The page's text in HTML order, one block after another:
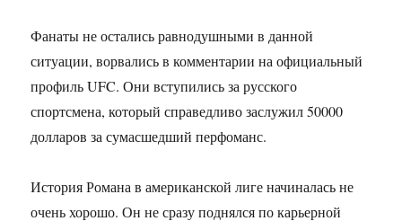
Фанаты не остались равнодушными в данной
ситуации, ворвались в комментарии на официальный
профиль UFC. Они вступились за русского
спортсмена, который справедливо заслужил 50000
долларов за сумасшедший перфоманс.
История Романа в американской лиге начиналась не
очень хорошо. Он не сразу поднялся по карьерной